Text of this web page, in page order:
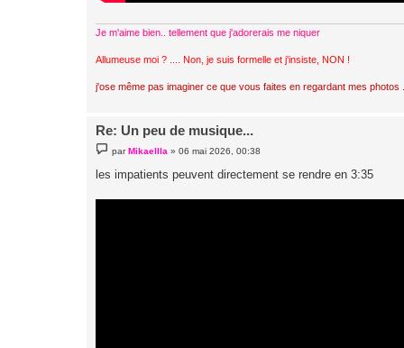
Je m'aime bien.. tellement que j'adorerais me niquer
Allumeuse moi ? .... Non, je suis formelle et j'insiste, NON !
j'ose même pas imaginer ce que vous faites en regardant mes
Re: Un peu de musique...
e
s
g
parMikaellla »06 mai 2026, 00:38
les impatients peuvent directement se rendre en 3:35